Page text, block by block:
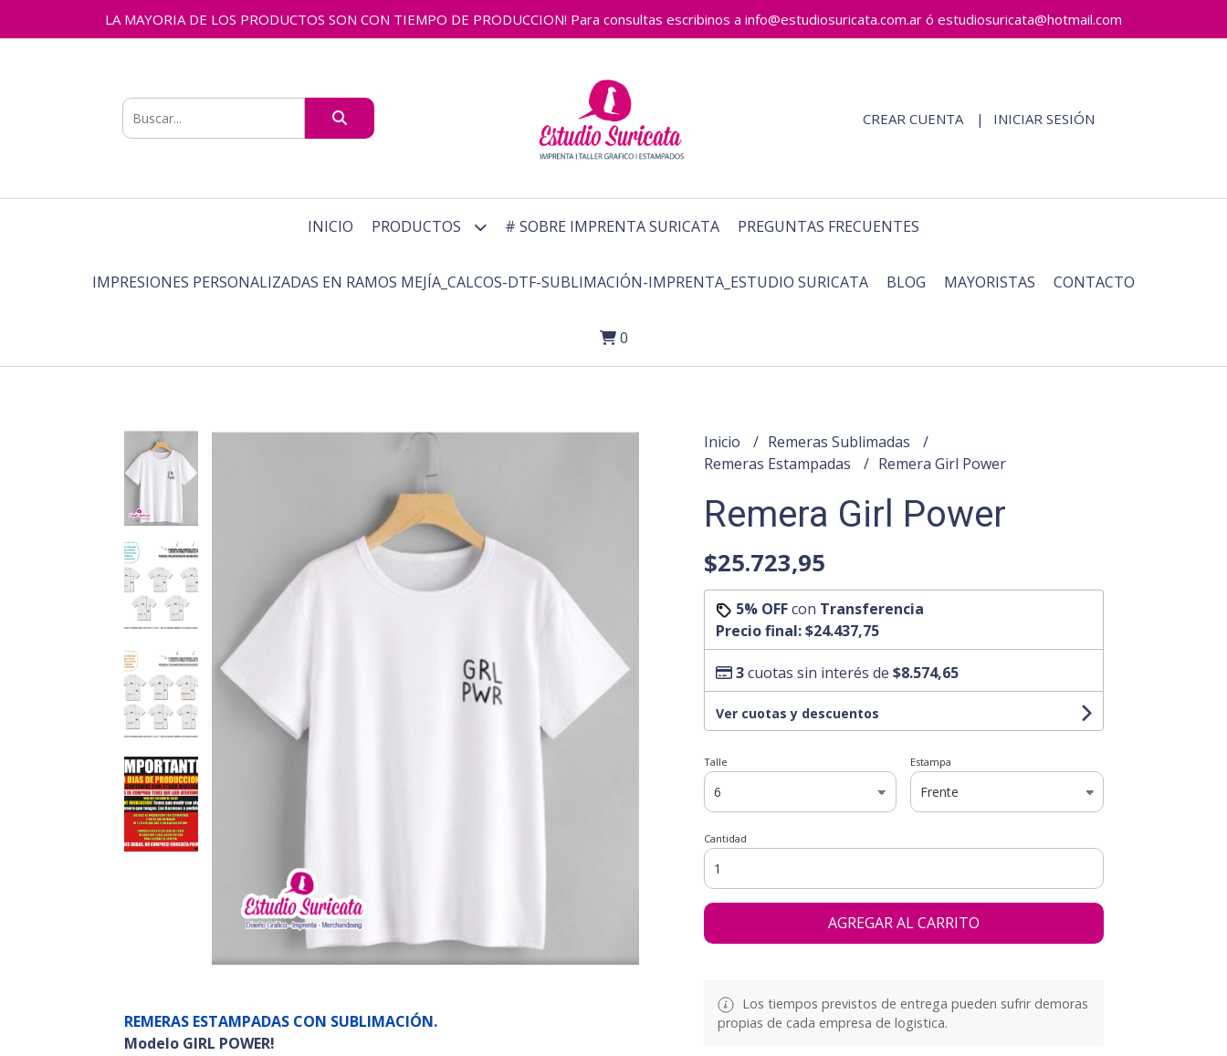
LA MAYORIA DE LOS PRODUCTOS SON CON TIEMPO DE PRODUCCION! Para consultas escribinos a info@estudiosuricata.com.ar ó estudiosuricata@hotmail.com
CREAR CUENTA INICIAR SESIÓN
INICIO PRODUCTOS # SOBRE IMPRENTA SURICATA PREGUNTAS FRECUENTES
IMPRESIONES PERSONALIZADAS EN RAMOS MEJÍA_CALCOS-DTF-SUBLIMACIÓN-IMPRENTA_ESTUDIO SURICATA BLOG MAYORISTAS CONTACTO
0
REMERAS ESTAMPADAS CON SUBLIMACIÓN.
Modelo GIRL POWER!
Inicio
Remeras Sublimadas
Remeras Estampadas
Remera Girl Power
Remera Girl Power
$25.723,95
5% OFFcon Transferencia
Precio final:$24.437,75
3cuotas sin interés de $8.574,65
Ver cuotas y descuentos
Talle Estampa
Cantidad
AGREGAR AL CARRITO
Los tiempos previstos de entrega pueden sufrir demoras
propias de cada empresa de logistica.